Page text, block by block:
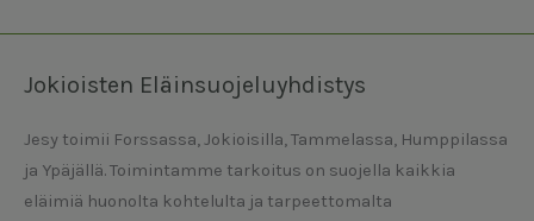
Jokioisten Eläinsuojeluyhdistys
Jesy toimii Forssassa, Jokioisilla, Tammelassa, Humppilassa
ja Ypäjällä. Toimintamme tarkoitus on suojella kaikkia
eläimiä huonolta kohtelulta ja tarpeettomalta